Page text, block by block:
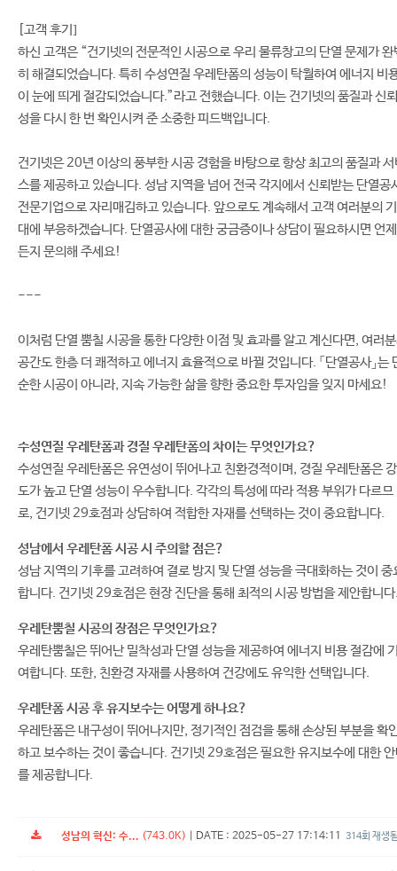
[고객 후기]
하신 고객은 “건기넷의 전문적인 시공으로 우리 물류창고의 단열 문제가 완
히 해결되었습니다. 특히 수성연질 우레탄폼의 성능이 탁월하여 에너지 비
이 눈에 띄게 절감되었습니다.”라고 전했습니다. 이는 건기넷의 품질과 신뢰
성을 다시 한 번 확인시켜 준 소중한 피드백입니다.
건기넷은 20년 이상의 풍부한 시공 경험을 바탕으로 항상 최고의 품질과 서
스를 제공하고 있습니다. 성남 지역을 넘어 전국 각지에서 신뢰받는 단열공
전문기업으로 자리매김하고 있습니다. 앞으로도 계속해서 고객 여러분의 기
대에 부응하겠습니다. 단열공사에 대한 궁금증이나 상담이 필요하시면 언제
든지 문의해 주세요!
---
이처럼 단열 뿜칠 시공을 통한 다양한 이점 및 효과를 알고 계신다면, 여러
공간도 한층 더 쾌적하고 에너지 효율적으로 바뀔 것입니다. 「단열공사」는
순한 시공이 아니라, 지속 가능한 삶을 향한 중요한 투자임을 잊지 마세요!
수성연질 우레탄폼과 경질 우레탄폼의 차이는 무엇인가요?
수성연질 우레탄폼은 유연성이 뛰어나고 친환경적이며, 경질 우레탄폼은 강
도가 높고 단열 성능이 우수합니다. 각각의 특성에 따라 적용 부위가 다르므
로, 건기넷 29호점과 상담하여 적합한 자재를 선택하는 것이 중요합니다.
성남에서 우레탄폼 시공 시 주의할 점은?
성남 지역의 기후를 고려하여 결로 방지 및 단열 성능을 극대화하는 것이 중
합니다. 건기넷 29호점은 현장 진단을 통해 최적의 시공 방법을 제안합니
우레탄뿜칠 시공의 장점은 무엇인가요?
우레탄뿜칠은 뛰어난 밀착성과 단열 성능을 제공하여 에너지 비용 절감에
여합니다. 또한, 친환경 자재를 사용하여 건강에도 유익한 선택입니다.
우레탄폼 시공 후 유지보수는 어떻게 하나요?
우레탄폼은 내구성이 뛰어나지만, 정기적인 점검을 통해 손상된 부분을 확
하고 보수하는 것이 좋습니다. 건기넷 29호점은 필요한 유지보수에 대한
를 제공합니다.
성남의 혁신: 수... (743.0K) 314회 재생
DATE : 2025-05-27 17:14:11